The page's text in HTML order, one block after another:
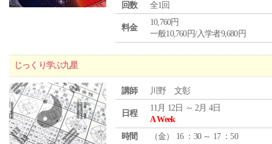
回数
全1回
料金
10,760円
一般10,760円/入学者9,680円
じっくり学ぶ九星
講師 川野 文彰
日程
11月 12日 ～ 2月 4日
A Week
時間
（金） 16 ：30 ～ 17 ：50